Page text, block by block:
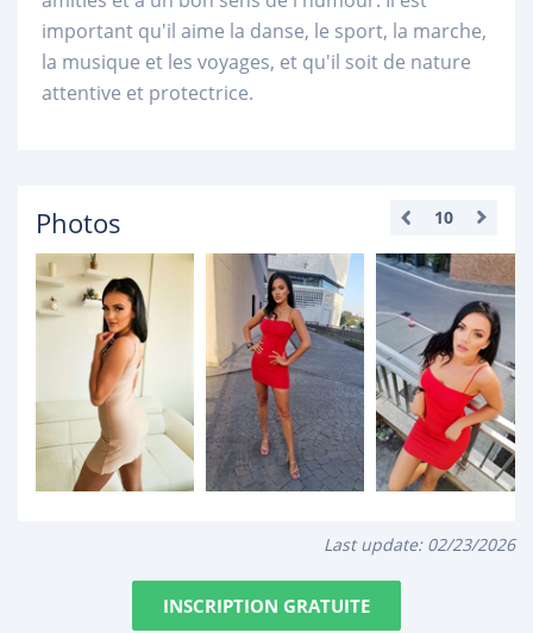
important qu'il aime la danse, le sport, la marche,
la musique et les voyages, et qu'il soit de nature
attentive et protectrice.
Photos 10
Last update: 02/23/2026
INSCRIPTION GRATUITE